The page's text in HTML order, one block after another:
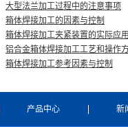
大型法兰加工过程中的注意事项
箱体焊接加工的因素与控制
箱体焊接加工夹紧装置的实际应
铝合金箱体焊接加工工艺和操作
箱体焊接加工参考因素与控制
产品中心 新